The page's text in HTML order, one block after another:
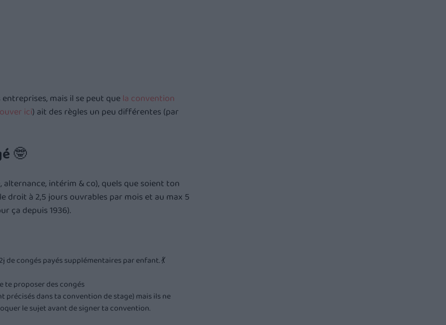
mais il se peut que la convention
ici) ait des règles un peu différentes (par
🤓
alternance, intérim & co), quels que soient ton
à 2,5 jours ouvrables par mois et au max 5
ça depuis 1936).
de congés payés supplémentaires par enfant. 💃
te proposer des congés
précisés dans ta convention de stage) mais ils ne
le sujet avant de signer ta convention.